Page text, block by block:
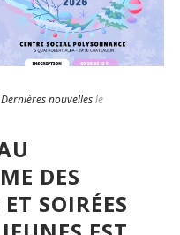
Dernières nouvellesle
DES
SOIRÉES